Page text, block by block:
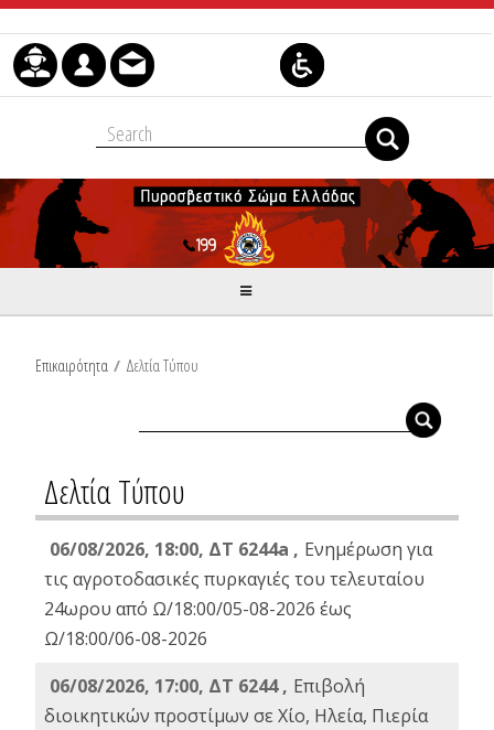
Μετάβαση στο περιεχόμενο
Επικαιρότητα / Δελτία Τύπου
Δελτία Τύπου
06/08/2026, 18:00, ΔΤ 6244a , Ενημέρωση για
τις αγροτοδασικές πυρκαγιές του τελευταίου
24ωρου από Ω/18:00/05-08-2026 έως
Ω/18:00/06-08-2026
06/08/2026, 17:00, ΔΤ 6244 , Επιβολή
διοικητικών προστίμων σε Χίο, Ηλεία, Πιερία